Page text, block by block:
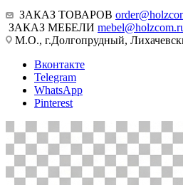
ЗАКАЗ ТОВАРОВ
ЗАКАЗ МЕБЕЛИ
М.О., г.Долгопрудный,
Вконтакте
Telegram
WhatsApp
Pinterest